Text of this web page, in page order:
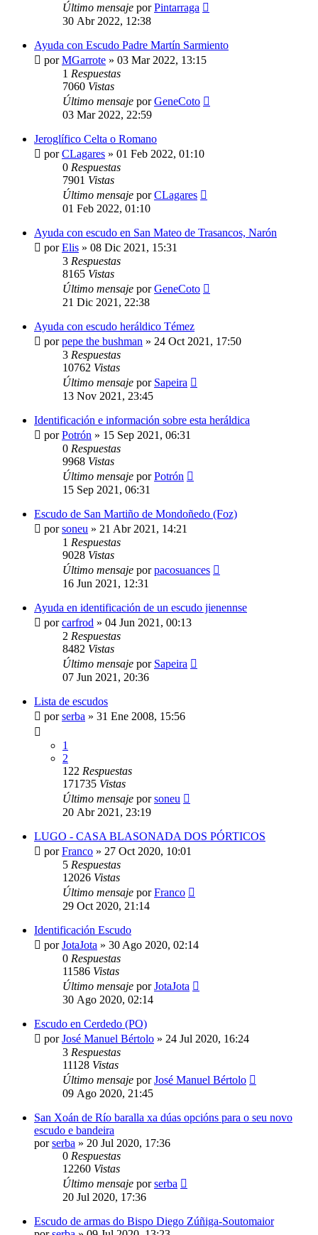
Último mensaje porPintarraga
30 Abr 2022, 12:38
Ayuda con Escudo Padre Martín Sarmiento
porMGarrote » 03 Mar 2022, 13:15
1 Respuestas
7060 Vistas
Último mensaje porGeneCoto
03 Mar 2022, 22:59
Jeroglífico Celta o Romano
porCLagares » 01 Feb 2022, 01:10
0 Respuestas
7901 Vistas
Último mensaje porCLagares
01 Feb 2022, 01:10
Ayuda con escudo en San Mateo de Trasancos, Narón
porElis » 08 Dic 2021, 15:31
3 Respuestas
8165 Vistas
Último mensaje porGeneCoto
21 Dic 2021, 22:38
Ayuda con escudo heráldico Témez
porpepe the bushman » 24 Oct 2021, 17:50
3 Respuestas
10762 Vistas
Último mensaje por Sapeira
13 Nov 2021, 23:45
Identificación e información sobre esta heráldica
porPotrón » 15 Sep 2021, 06:31
0 Respuestas
9968 Vistas
Último mensaje porPotrón
15 Sep 2021, 06:31
Escudo de San Martiño de Mondoñedo (Foz)
porsoneu » 21 Abr 2021, 14:21
1 Respuestas
9028 Vistas
Último mensaje porpacosuances
16 Jun 2021, 12:31
Ayuda en identificación de un escudo jienennse
porcarfrod » 04 Jun 2021, 00:13
2 Respuestas
8482 Vistas
Último mensaje por Sapeira
07 Jun 2021, 20:36
Lista de escudos
porserba » 31 Ene 2008, 15:56
1
2
122 Respuestas
171735 Vistas
Último mensaje porsoneu
20 Abr 2021, 23:19
LUGO - CASA BLASONADA DOS PÓRTICOS
porFranco » 27 Oct 2020, 10:01
5 Respuestas
12026 Vistas
Último mensaje porFranco
29 Oct 2020, 21:14
Identificación Escudo
porJotaJota » 30 Ago 2020, 02:14
0 Respuestas
11586 Vistas
Último mensaje porJotaJota
30 Ago 2020, 02:14
Escudo en Cerdedo (PO)
porJosé Manuel Bértolo » 24 Jul 2020, 16:24
3 Respuestas
11128 Vistas
Último mensaje porJosé Manuel Bértolo
09 Ago 2020, 21:45
San Xoán de Río baralla xa dúas opcións para o seu novo
escudo e bandeira
porserba » 20 Jul 2020, 17:36
0 Respuestas
12260 Vistas
Último mensaje porserba
20 Jul 2020, 17:36
Escudo de armas do Bispo Diego Zúñiga-Soutomaior